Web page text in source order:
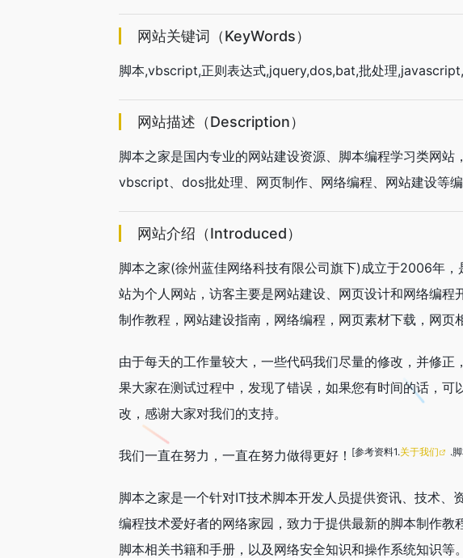
网站关键词（KeyWords）
脚本,vbscript,正则表达式,jquery,dos,bat,批处理
网站描述（Description）
脚本之家是国内专业的网站建设资源、脚本编程学习类网
vbscript、dos批处理、网页制作、网络编程、网站建设等编
网站介绍（Introduced）
脚本之家(徐州蓝佳网络科技有限公司旗下)成立于2006年
站为个人网站，访客主要是网站建设、网页设计和网络编
制作教程，网站建设指南，网络编程，网页素材下载，网页
由于每天的工作量较大，一些代码我们尽量的修改，并修
果大家在测试过程中，发现了错误，如果您有时间的话，
改，感谢大家对我们的支持。
我们一直在努力，一直在努力做得更好！ [参考资料1.关于我们 .
脚本之家是一个针对IT技术脚本开发人员提供资讯、技术
编程技术爱好者的网络家园，致力于提供最新的脚本制作教
脚本相关书籍和手册，以及网络安全知识和操作系统知识等。